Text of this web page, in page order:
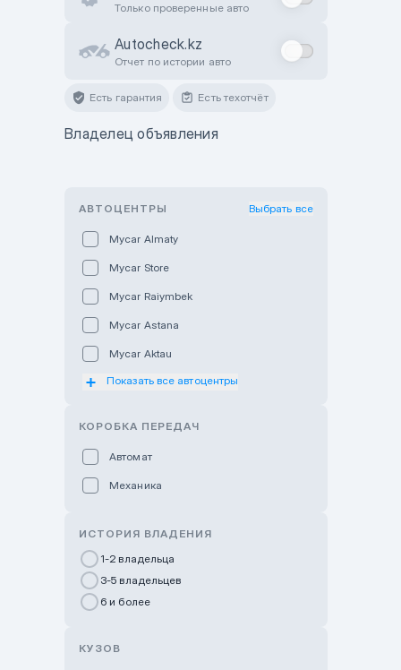
Только проверенные авто
Autocheck.kz
Отчет по истории авто
Есть гарантия Есть техотчёт
Владелец объявления
АВТОЦЕНТРЫ Выбрать все
Mycar Almaty
Mycar Store
Mycar Raiymbek
Mycar Astana
Mycar Aktau
Mycar Uralsk
GWM Nurly Zhol
Chery Astana
Показать все автоцентры
КОРОБКА ПЕРЕДАЧ
Автомат
Механика
ИСТОРИЯ ВЛАДЕНИЯ
1-2 владельца
3-5 владельцев
6 и более
КУЗОВ